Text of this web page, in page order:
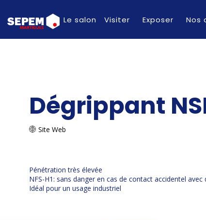
Le salon Visiter Exposer Nos
Dégrippant
Site Web
Pénétration très élevée
NFS-H1: sans danger en cas de contact accidentel avec
Idéal pour un usage industriel